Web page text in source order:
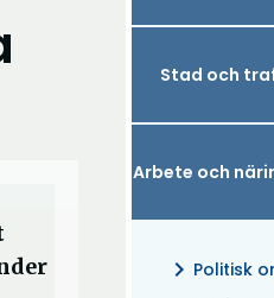
Stad och
Arbete och
chevron_right Politisk